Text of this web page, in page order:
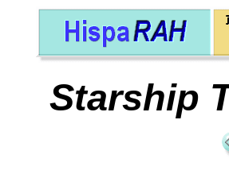
Starship